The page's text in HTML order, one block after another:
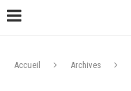
Accueil Archives